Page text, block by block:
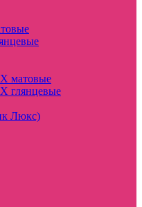
матовые
глянцевые
Люкс)